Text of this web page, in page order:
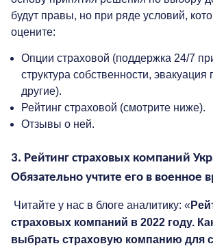
будут правы, но при ряде условий,
оцените:
Опции страховой (поддержка 24/7
структура собственности,
другие).
Рейтинг страховой (смотрите ниже).
Отзывы о ней.
3. Рейтинг страховых компаний
Обязательно учтите его в военное
Читайте у нас в блоге аналитику: «
страховых компаний в 2022 году.
выбрать страховую компанию для